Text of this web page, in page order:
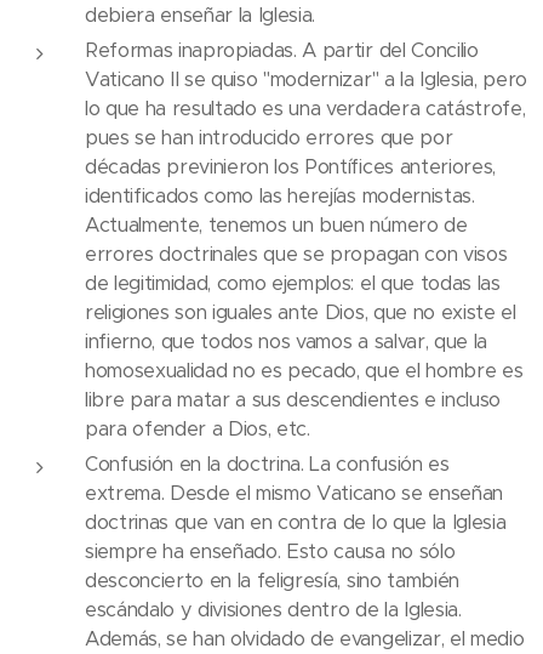
debiera enseñar la Iglesia.
Reformas inapropiadas. A partir del Concilio
Vaticano II se quiso "modernizar" a la Iglesia, pero
lo que ha resultado es una verdadera catástrofe,
pues se han introducido errores que por
décadas previnieron los Pontífices anteriores,
identificados como las herejías modernistas.
Actualmente, tenemos un buen número de
errores doctrinales que se propagan con visos
de legitimidad, como ejemplos: el que todas las
religiones son iguales ante Dios, que no existe el
infierno, que todos nos vamos a salvar, que la
homosexualidad no es pecado, que el hombre es
libre para matar a sus descendientes e incluso
para ofender a Dios, etc.
Confusión en la doctrina. La confusión es
extrema. Desde el mismo Vaticano se enseñan
doctrinas que van en contra de lo que la Iglesia
siempre ha enseñado. Esto causa no sólo
desconcierto en la feligresía, sino también
escándalo y divisiones dentro de la Iglesia.
Además, se han olvidado de evangelizar, el medio